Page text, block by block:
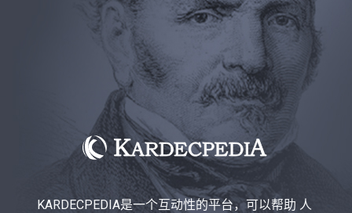
KARDECPEDIA是一个互动性的平台，可以帮助 人